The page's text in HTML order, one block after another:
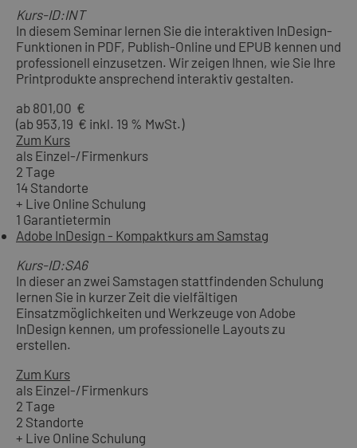
Kurs-ID:INT
In diesem Seminar lernen Sie die interaktiven InDesign-
Funktionen in PDF, Publish-Online und EPUB kennen und
professionell einzusetzen. Wir zeigen Ihnen, wie Sie Ihre
Printprodukte ansprechend interaktiv gestalten.
ab 801,00 €
(ab 953,19 € inkl. 19 % MwSt.)
Zum Kurs
als Einzel-/Firmenkurs
2 Tage
14 Standorte
+ Live Online Schulung
1 Garantietermin
Adobe InDesign - Kompaktkurs am Samstag
Kurs-ID:SA6
In dieser an zwei Samstagen stattfindenden Schulung
lernen Sie in kurzer Zeit die vielfältigen
Einsatzmöglichkeiten und Werkzeuge von Adobe
InDesign kennen, um professionelle Layouts zu
erstellen.
Zum Kurs
als Einzel-/Firmenkurs
2 Tage
2 Standorte
+ Live Online Schulung